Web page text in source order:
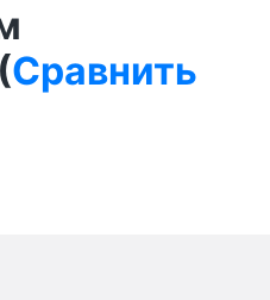
Сравнить